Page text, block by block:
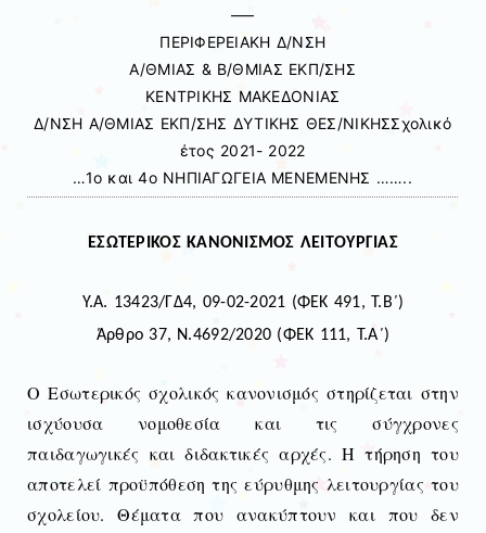
—–
ΠΕΡΙΦΕΡΕΙΑΚΗ Δ/ΝΣΗ
Α/ΘΜΙΑΣ & Β/ΘΜΙΑΣ ΕΚΠ/ΣΗΣ
ΚΕΝΤΡΙΚΗΣ ΜΑΚΕΔΟΝΙΑΣ
Δ/ΝΣΗ Α/ΘΜΙΑΣ ΕΚΠ/ΣΗΣ ΔΥΤΙΚΗΣ ΘΕΣ/ΝΙΚΗΣΣχολικό
έτος 2021- 2022
…1ο και 4ο ΝΗΠΙΑΓΩΓΕΙΑ ΜΕΝΕΜΕΝΗΣ ……..
ΕΣΩΤΕΡΙΚΟΣ ΚΑΝΟΝΙΣΜΟΣ ΛΕΙΤΟΥΡΓΙΑΣ
Υ.Α. 13423/ΓΔ4, 09-02-2021 (ΦΕΚ 491, Τ.Β΄)
Άρθρο 37, Ν.4692/2020 (ΦΕΚ 111, Τ.Α΄)
Ο Εσωτερικός σχολικός κανονισμός στηρίζεται στην
ισχύουσα νομοθεσία και τις σύγχρονες
παιδαγωγικές και διδακτικές αρχές. Η τήρηση του
αποτελεί προϋπόθεση της εύρυθμης λειτουργίας του
σχολείου. Θέματα που ανακύπτουν και που δεν